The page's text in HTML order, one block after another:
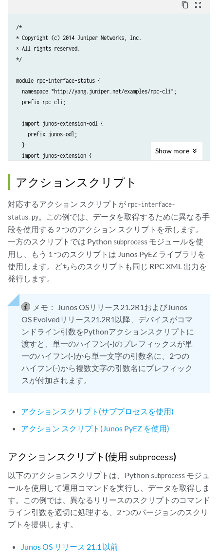
content_copy zoom_out_map
/*
* Copyright (c) 2014 Juniper Networks, Inc.
* All rights reserved.
*/
module rpc-interface-status {
  namespace "http://yang.juniper.net/examples/rpc-cli";
  prefix rpc-cli;
  import junos-extension-odl {
    prefix junos-odl;
  }
  import junos-extension {
  }
    "Juniper Networks, Inc.";
  description
    "Junos OS YANG module for RPC example";
  rpc get-interface-status {
     description "RPC example to retrieve interface status";
     junos:command "show intf status" {
        junos:action-execute {
          junos:script "rpc-interface-status.py";
     }
     input {
       leaf match {
         description "Requested interface match condition";
     }
       container interface-status-info {
           leaf interface {
             description "Physical interface name";
           }
           leaf status {
             type string;
             description "Operational status";
           }
             junos-odl:header "Physical Interface - Status\n";
Show more
アクションスクリプト
対応するアクション スクリプトが rpc-interface-
status.py 。この例では、データを取得するために異なる手
段を使用する 2 つのアクション スクリプトを示します。
一方のスクリプトでは Python subprocess モジュールを使
用し、もう 1 つのスクリプトは Junos PyEZ ライブラリを
使用します。どちらのスクリプトも同じ RPC XML 出力を
発行します。
メモ：
Junos OSリリース21.2R1およびJunos
OS Evolvedリリース21.2R1以降、デバイスがコマ
ンドライン引数をPythonアクションスクリプトに
渡すと、単一のハイフン(-)のプレフィックスが単
一のハイフン(-)から単一文字の引数名に、2つの
ハイフン(-)から複数文字の引数名にプレフィック
スが付加されます。
アクションスクリプト(サブプロセスを使用)
アクション スクリプト(Junos PyEZ を使用)
アクションスクリプト(使用 subprocess)
以下のアクションスクリプトは、Python subprocess モジュ
ールを使用して運用コマンドを実行し、データを取得しま
す。この例では、異なるリリースのスクリプトのコマンド
ライン引数を適切に処理する、2 つのバージョンのスクリ
プトを提供します。
Junos OS リリース 21.1 以前